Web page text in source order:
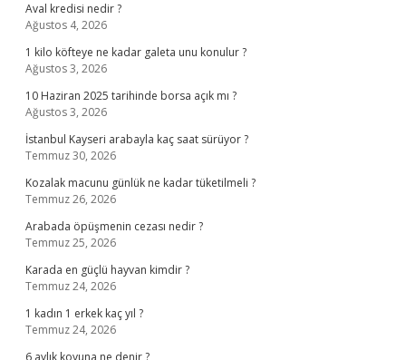
Aval kredisi nedir ?
Ağustos 4, 2026
1 kilo köfteye ne kadar galeta unu konulur ?
Ağustos 3, 2026
10 Haziran 2025 tarihinde borsa açık mı ?
Ağustos 3, 2026
İstanbul Kayseri arabayla kaç saat sürüyor ?
Temmuz 30, 2026
Kozalak macunu günlük ne kadar tüketilmeli ?
Temmuz 26, 2026
Arabada öpüşmenin cezası nedir ?
Temmuz 25, 2026
Karada en güçlü hayvan kimdir ?
Temmuz 24, 2026
1 kadın 1 erkek kaç yıl ?
Temmuz 24, 2026
6 aylık koyuna ne denir ?